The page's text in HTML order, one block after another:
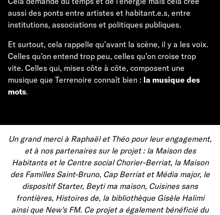
aussi des ponts entre artistes et habitant.e.s, entre
institutions, associations et politiques publiques.
Et surtout, cela rappelle qu’avant la scène, il y a les voix.
Celles qu’on entend trop peu, celles qu’on croise trop
vite. Celles qui, mises côte à côte, composent une
musique que Terrenoire connaît bien : la musique des
mots.
Un grand merci à Raphaël et Théo pour leur engagement,
et à nos partenaires sur le projet : la Maison des
Habitants et le Centre social Chorier-Berriat, la Maison
des Familles Saint-Bruno, Cap Berriat et Média major, le
dispositif Starter, Beyti ma maison, Cuisines sans
frontières, Histoires de, la bibliothèque Gisèle Halimi
ainsi que New's FM. Ce projet a également bénéficié du